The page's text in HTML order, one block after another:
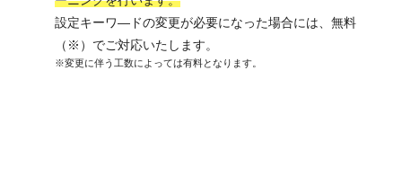
設定キーワ―ドの変更が必要になった場合には、無料
（※）でご対応いたします。
※変更に伴う工数によっては有料となります。